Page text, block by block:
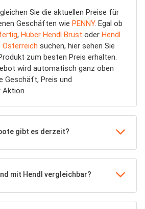
Sie die aktuellen Preise für
Geschäften wie PENNY. Egal ob
, Huber Hendl Brust oder Hendl
Österreich suchen, hier sehen Sie
zum besten Preis erhalten.
wird automatisch ganz oben
Geschäft, Preis und
Aktion.
gibt es derzeit?
mit Hendl vergleichbar?